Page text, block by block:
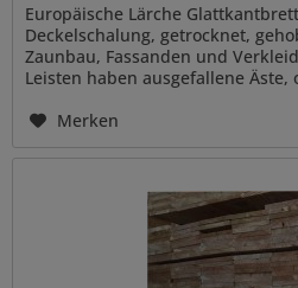
Europäische Lärche
Deckelschalung, getrocknet,
Zaunbau, Fassanden und
Leisten haben ausgefallene
Merken